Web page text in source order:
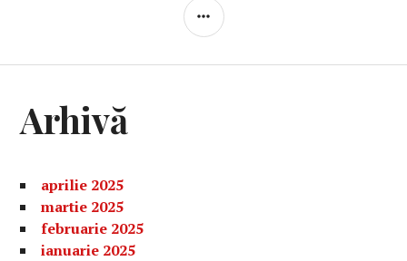
BARĂ
Arhivă
aprilie 2025
martie 2025
februarie 2025
ianuarie 2025